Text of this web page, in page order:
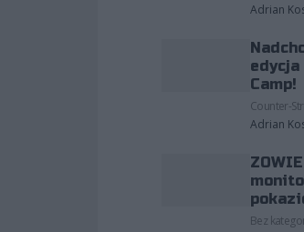
Adrian
edycja
Camp!
Counter-
Adrian
Bez